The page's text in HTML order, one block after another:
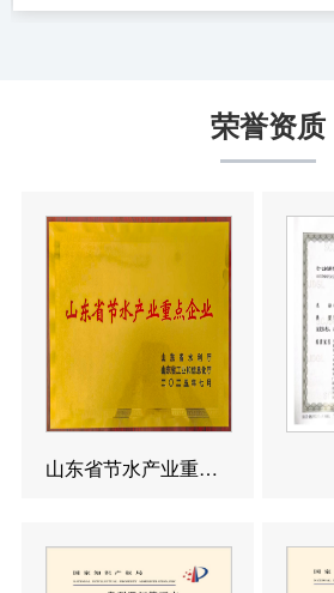
荣誉资质
山东省节水产业重点企业